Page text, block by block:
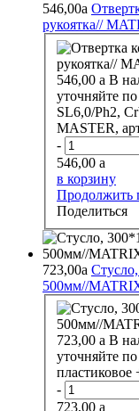
546,00a
рукоятка//
546,00 a В
уточняйте
SL6,0/Ph2,
MASTER,
-
546,00 a
в корзину
Продолжить
Поделиться
723,00a
500мм//
723,00 a В
уточняйте
-
723,00 a